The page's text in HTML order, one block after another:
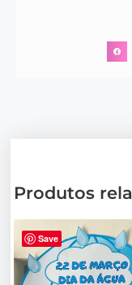
Produtos
Save